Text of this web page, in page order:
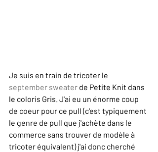
Je suis en train de tricoter le
september sweater de Petite Knit dans
le coloris Gris. J'ai eu un énorme coup
de coeur pour ce pull (c'est typiquement
le genre de pull que j'achète dans le
commerce sans trouver de modèle à
tricoter équivalent) j'ai donc cherché